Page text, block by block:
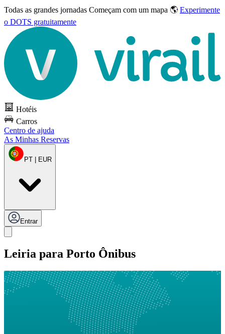
Todas as grandes jornadas Começam com um mapa 🌎 Experimente
o DOTS gratuitamente
Hotéis
Carros
Centro de ajuda
As Minhas Reservas
PT | EUR
Entrar
Leiria para Porto Ônibus